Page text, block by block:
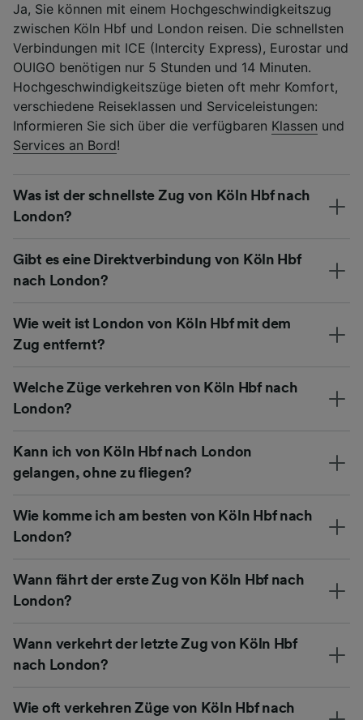
Ja, Sie können mit einem Hochgeschwindigkeitszug
zwischen Köln Hbf und London reisen. Die schnellsten
Verbindungen mit ICE (Intercity Express), Eurostar und
OUIGO benötigen nur 5 Stunden und 14 Minuten.
Hochgeschwindigkeitszüge bieten oft mehr Komfort,
verschiedene Reiseklassen und Serviceleistungen:
Informieren Sie sich über die verfügbaren Klassen und
Services an Bord!
Was ist der schnellste Zug von Köln Hbf nach
London?
Gibt es eine Direktverbindung von Köln Hbf
nach London?
Wie weit ist London von Köln Hbf mit dem
Zug entfernt?
Welche Züge verkehren von Köln Hbf nach
London?
Kann ich von Köln Hbf nach London
gelangen, ohne zu fliegen?
Wie komme ich am besten von Köln Hbf nach
London?
Wann fährt der erste Zug von Köln Hbf nach
London?
Wann verkehrt der letzte Zug von Köln Hbf
nach London?
Wie oft verkehren Züge von Köln Hbf nach